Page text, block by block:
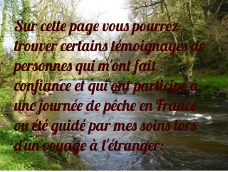
Sur cette page vous pourrez
trouver certains témoignages de
personnes qui m'ont fait
confiance et qui ont participé à
une journée de pêche en France
ou été guidé par mes soins lors
d'un voyage à l'étranger: